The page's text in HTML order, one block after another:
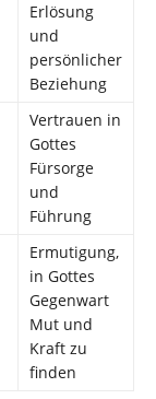
Erlösung
und
persönlicher
Beziehung
Vertrauen in
Gottes
Fürsorge
und
Führung
Ermutigung,
in Gottes
Gegenwart
Mut und
Kraft zu
finden